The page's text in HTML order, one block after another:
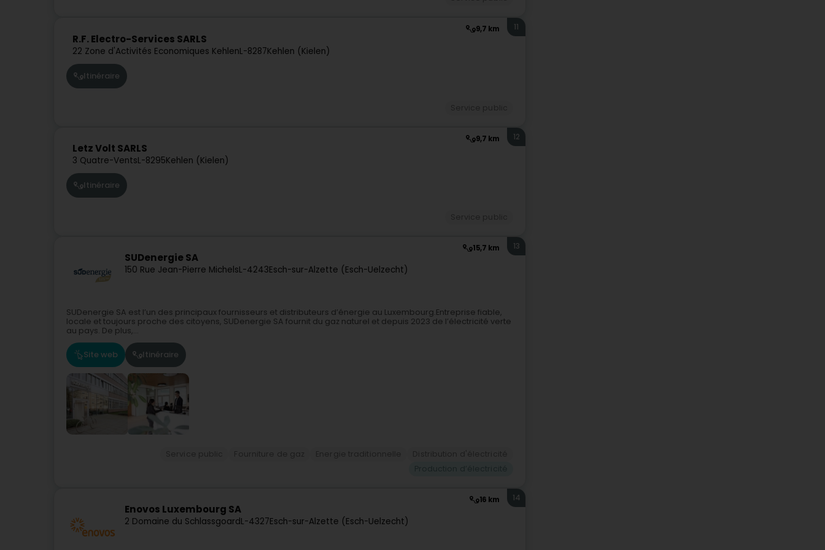
9,7 km
R.F. Electro-Services SARLS
22 Zone d'Activités Economiques KehlenL-8287Kehlen (Kielen)
11
Itinéraire
9,7 km
Letz Volt SARLS
3 Quatre-VentsL-8295Kehlen (Kielen)
12
Itinéraire
15,7 km
SUDenergie SA
150 Rue Jean-Pierre MichelsL-4243Esch-sur-Alzette (Esch-Uelzecht)
13
SUDenergie SA est l’un des principaux fournisseurs et distributeurs d’énergie au Luxembourg.Entreprise fiable,
locale et toujours proche des citoyens, SUDenergie SA fournit du gaz naturel et depuis 2023 de l’électricité verte
au pays. De plus,...
Site web Itinéraire
16 km
Enovos Luxembourg SA
2 Domaine du SchlassgoardL-4327Esch-sur-Alzette (Esch-Uelzecht)
14